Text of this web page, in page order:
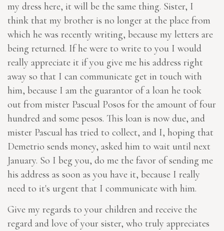
my dress here, it will be the same thing. Sister, I
think that my brother is no longer at the place from
which he was recently writing, because my letters are
being returned. If he were to write to you I would
really appreciate it if you give me his address right
away so that I can communicate get in touch with
him, because I am the guarantor of a loan he took
out from mister Pascual Posos for the amount of four
hundred and some pesos. This loan is now due, and
mister Pascual has tried to collect, and I, hoping that
Demetrio sends money, asked him to wait until next
January. So I beg you, do me the favor of sending me
his address as soon as you have it, because I really
need to it's urgent that I communicate with him.
Give my regards to your children and receive the
regard and love of your sister, who truly appreciates